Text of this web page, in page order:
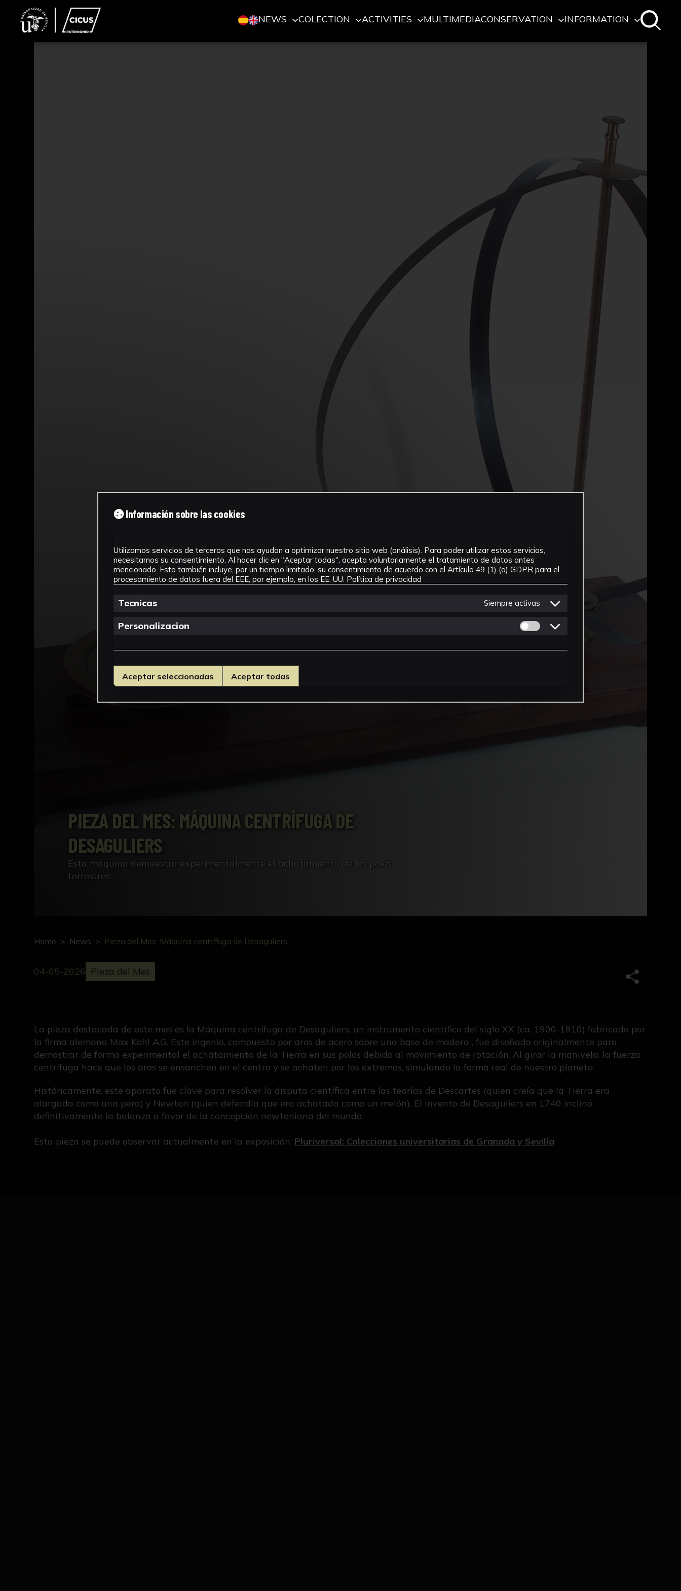
NEWS COLECTION ACTIVITIES MULTIMEDIACONSERVATION INFORMATION
PIEZA DEL MES: MÁQUINA CENTRÍFUGA DE
DESAGULIERS
Esta máquina demuestra experimentalmente el achatamiento de los polos
terrestres
Home News Pieza del Mes: Máquina centrífuga de Desaguliers
04-05-2026 Pieza del Mes
Compartir
La pieza destacada de este mes es la Máquina centrífuga de Desaguliers, un instrumento científico del siglo XX (ca. 1900-1910) fabricado por
la firma alemana Max Kohl A.G. Este ingenio, compuesto por aros de acero sobre una base de madera , fue diseñado originalmente para
demostrar de forma experimental el achatamiento de la Tierra en sus polos debido al movimiento de rotación. Al girar la manivela, la fuerza
centrífuga hace que los aros se ensanchen en el centro y se achaten por los extremos, simulando la forma real de nuestro planeta.
Históricamente, este aparato fue clave para resolver la disputa científica entre las teorías de Descartes (quien creía que la Tierra era
alargada como una pera) y Newton (quien defendía que era achatada como un melón). El invento de Desaguliers en 1740 inclinó
definitivamente la balanza a favor de la concepción newtoniana del mundo.
Esta pieza se puede observar actualmente en la exposición: Pluriversal: Colecciones universitarias de Granada y Sevilla
Información sobre las cookies
Utilizamos servicios de terceros que nos ayudan a optimizar nuestro sitio web (análisis). Para poder utilizar estos servicios,
necesitamos su consentimiento. Al hacer clic en "Aceptar todas", acepta voluntariamente el tratamiento de datos antes
mencionado. Esto también incluye, por un tiempo limitado, su consentimiento de acuerdo con el Artículo 49 (1) (a) GDPR para el
procesamiento de datos fuera del EEE, por ejemplo, en los EE. UU. Política de privacidad
Tecnicas Siempre activas
Personalizacion Permitir cookies de Personalizacion
Aceptar seleccionadas Aceptar todas